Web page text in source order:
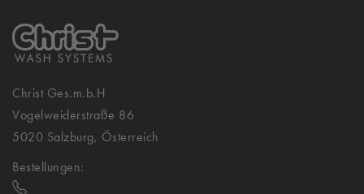
Christ Ges.m.b.H
Vogelweiderstraße 86
5020 Salzburg, Österreich
Bestellungen: